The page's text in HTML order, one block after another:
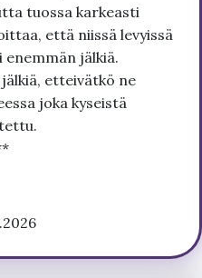
tuossa karkeasti
että niissä levyissä
enemmän jälkiä.
etteivätkö ne
joka kyseistä